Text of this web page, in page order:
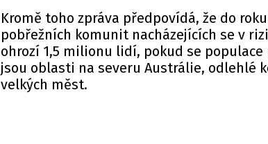
Kromě toho zpráva předpovídá, že do
pobřežních komunit nacházejících se v
ohrozí 1,5 milionu lidí, pokud se populace
jsou oblasti na severu Austrálie, odlehlé
velkých měst.